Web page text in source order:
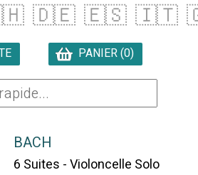
🇩🇪 🇪🇸 🇮🇹
PANIER (0)
BACH
6 Suites - Violoncelle Solo